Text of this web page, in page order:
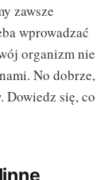
zawsze
wprowadzać
organizm nie
No dobrze,
Dowiedz się, co